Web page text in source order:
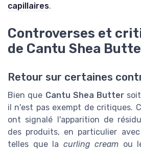
capillaires.
Controverses et
de Cantu Shea
Retour sur certaines
Bien que Cantu Shea Butter
il n'est pas exempt de critiques.
ont signalé l'apparition de
des produits, en particulier
telles que la curling cream ou